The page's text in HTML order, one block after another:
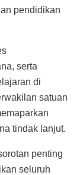
pendidikan
serta
di
satuan
tindak lanjut.
penting
seluruh